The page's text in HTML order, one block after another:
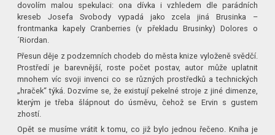
dovolím malou spekulaci: ona dívka i vzhledem dle parádních
kreseb Josefa Svobody vypadá jako zcela jiná Brusinka –
frontmanka kapely Cranberries (v překladu Brusinky) Dolores o
´Riordan.
Přesun děje z podzemních chodeb do města knize vyloženě svědčí.
Prostředí je barevnější, roste počet postav, autor může uplatnit
mnohem víc svoji invenci co se různých prostředků a technických
„hraček“ týká. Dozvíme se, že existují pekelné stroje z jiné dimenze,
kterým je třeba šlápnout do úsměvu, čehož se Ervin s gustem
zhostí.
Opět se musíme vrátit k tomu, co již bylo jednou řečeno. Kniha je